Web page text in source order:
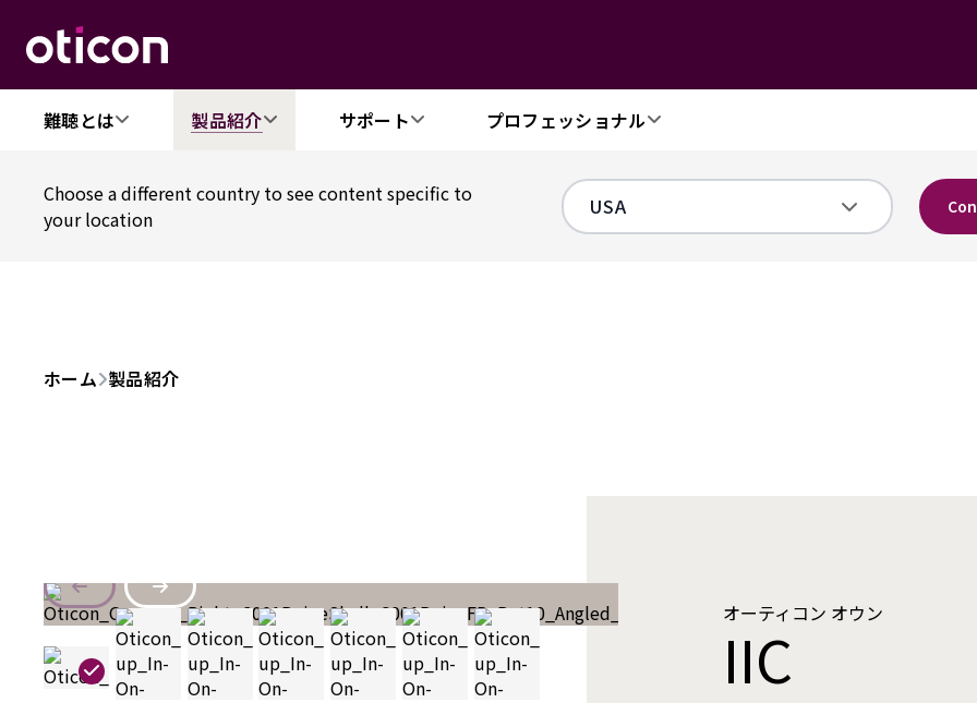
難聴とは 製品紹介 サポート プロフェッショナル
Choose a different country to see content specific to
your location
ホーム 製品紹介
オーティコン オウン
IIC